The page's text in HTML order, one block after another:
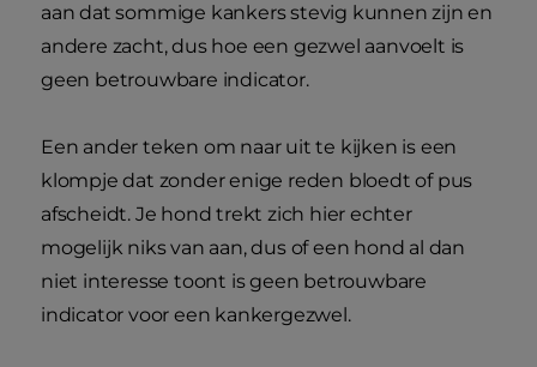
aan dat sommige kankers stevig kunnen zijn en
andere zacht, dus hoe een gezwel aanvoelt is
geen betrouwbare indicator.
Een ander teken om naar uit te kijken is een
klompje dat zonder enige reden bloedt of pus
afscheidt. Je hond trekt zich hier echter
mogelijk niks van aan, dus of een hond al dan
niet interesse toont is geen betrouwbare
indicator voor een kankergezwel.